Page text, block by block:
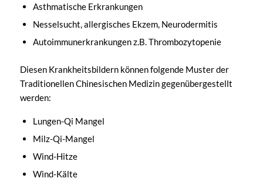
Asthmatische Erkrankungen
Nesselsucht, allergisches Ekzem, Neurodermitis
Autoimmunerkrankungen z.B. Thrombozytopenie
Diesen Krankheitsbildern können folgende Muster der
Traditionellen Chinesischen Medizin gegenübergestellt
werden:
Lungen-Qi Mangel
Milz-Qi-Mangel
Wind-Hitze
Wind-Kälte